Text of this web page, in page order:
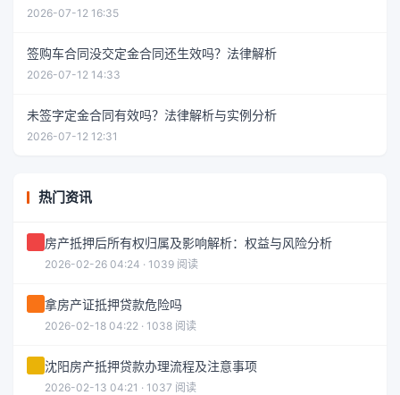
2026-07-12 16:35
签购车合同没交定金合同还生效吗？法律解析
2026-07-12 14:33
未签字定金合同有效吗？法律解析与实例分析
2026-07-12 12:31
热门资讯
房产抵押后所有权归属及影响解析：权益与风险分析
2026-02-26 04:24 · 1039 阅读
拿房产证抵押贷款危险吗
2026-02-18 04:22 · 1038 阅读
沈阳房产抵押贷款办理流程及注意事项
2026-02-13 04:21 · 1037 阅读